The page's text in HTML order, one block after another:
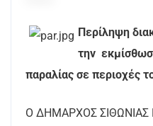
Περίληψη
την
παραλίας σε περιοχές
Ο ΔΗΜΑΡΧΟΣ ΣΙΘΩΝΙΑΣ